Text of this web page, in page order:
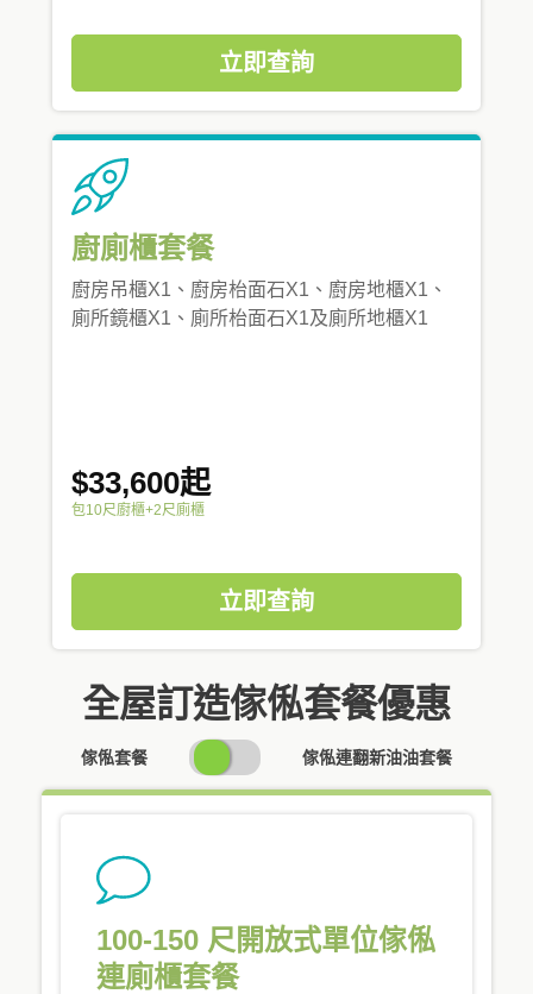
立即查詢
廚廁櫃套餐
廚房吊櫃X1、廚房枱面石X1、廚房地櫃X1、
廁所鏡櫃X1、廁所枱面石X1及廁所地櫃X1
$33,600起
包10尺廚櫃+2尺廁櫃
立即查詢
全屋訂造傢俬套餐優惠
傢俬套餐
SWITCH
PRICING
傢俬連翻新油油套餐
100-150 尺開放式單位傢俬
連廁櫃套餐